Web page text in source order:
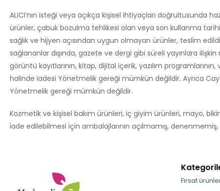
ALICI’nın isteği veya açıkça kişisel ihtiyaçları doğrultusunda
ürünler, çabuk bozulma tehlikesi olan veya son kullanma
sağlık ve hijyen açısından uygun olmayan ürünler, teslim
sağlananlar dışında, gazete ve dergi gibi süreli yayınlara
görüntü kayıtlarının, kitap, dijital içerik, yazılım
halinde iadesi Yönetmelik gereği mümkün değildir. Ayrıca
Yönetmelik gereği mümkün değildir.
Kozmetik ve kişisel bakım ürünleri, iç giyim ürünleri, mayo,
iade edilebilmesi için ambalajlarının açılmamış,
Fırsat